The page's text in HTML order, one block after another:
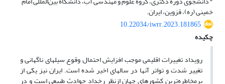
خمینی (ره)، قزوین، ایران.
10.22034/iwrr.2023.181865
چکیده
رویداد تغییرات اقلیمی موجب افزایش احتمال وقوع سیل­های ناگهانی و
تغییر شدت و تواتر آن­ها در سال­های اخیر شده است. ایران نیز یکی از
پرمخاطره‌ترین کشورهای جهان ازنظر رخداد حوادث طبیعی است و در